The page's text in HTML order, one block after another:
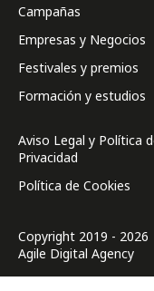
Campañas
Empresas y Negocios
Festivales y premios
Formación y estudios
Aviso Legal y Política
Privacidad
Política de Cookies
Copyright 2019 -
Agile Digital Agency